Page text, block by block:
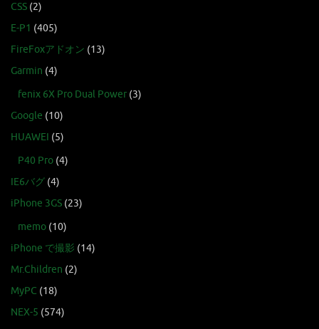
CSS (2)
E-P1 (405)
FireFoxアドオン (13)
Garmin (4)
fenix 6X Pro Dual Power (3)
Google (10)
HUAWEI (5)
P40 Pro (4)
IE6バグ (4)
iPhone 3GS (23)
memo (10)
iPhone で撮影 (14)
Mr.Children (2)
MyPC (18)
NEX-5 (574)